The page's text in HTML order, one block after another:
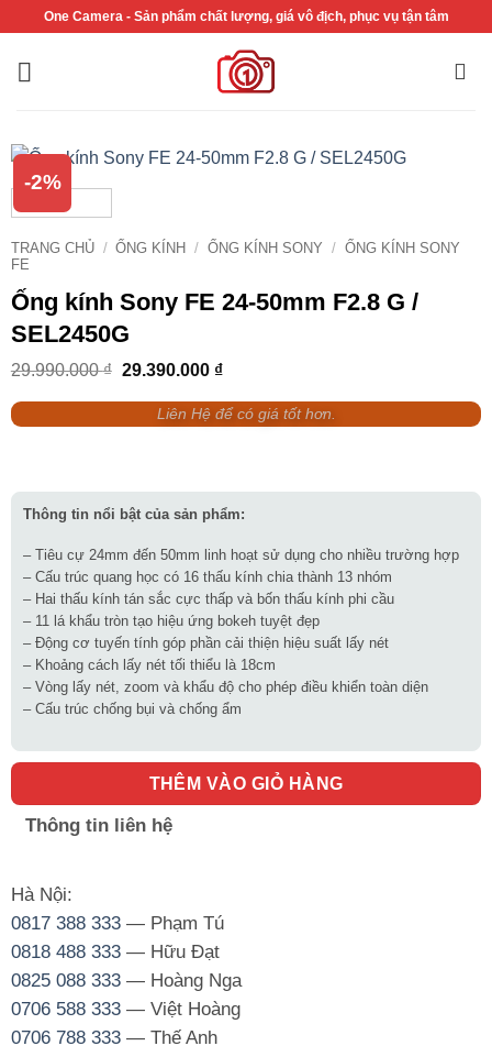
nội
One Camera - Sản phẩm chất lượng, giá vô địch, phục vụ tận tâm
-2%
TRANG CHỦ / ỐNG KÍNH / ỐNG KÍNH SONY / ỐNG KÍNH SONY
FE
Ống kính Sony FE 24-50mm F2.8 G /
SEL2450G
29.990.000₫ Giá
là:
29.990.000 ₫.
29.390.000 ₫Giá
tại
là:
Liên Hệ để có giá tốt hơn.
Thông tin nổi bật của sản phẩm:
– Tiêu cự 24mm đến 50mm linh hoạt sử dụng cho nhiều trường hợp
– Cấu trúc quang học có 16 thấu kính chia thành 13 nhóm
– Hai thấu kính tán sắc cực thấp và bốn thấu kính phi cầu
– 11 lá khẩu tròn tạo hiệu ứng bokeh tuyệt đẹp
– Động cơ tuyến tính góp phần cải thiện hiệu suất lấy nét
– Khoảng cách lấy nét tối thiểu là 18cm
– Vòng lấy nét, zoom và khẩu độ cho phép điều khiển toàn diện
– Cấu trúc chống bụi và chống ẩm
THÊM VÀO GIỎ HÀNG
Thông tin liên hệ
Hà Nội:
0817 388 333— Phạm Tú
0818 488 333— Hữu Đạt
0825 088 333— Hoàng Nga
0706 588 333— Việt Hoàng
0706 788 333— Thế Anh